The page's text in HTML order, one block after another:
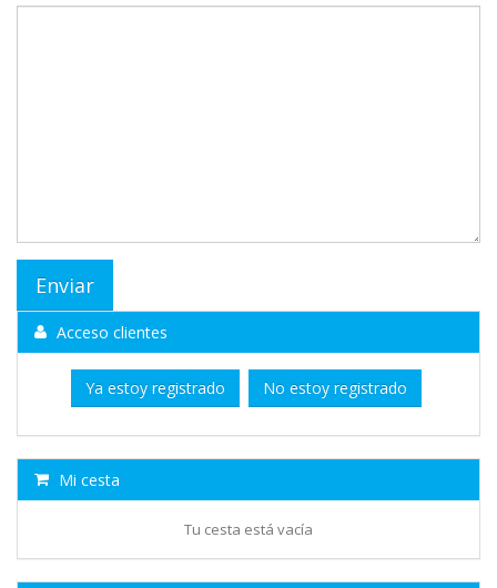
Acceso clientes
Ya estoy registrado No estoy registrado
Mi cesta
Tu cesta está vacía